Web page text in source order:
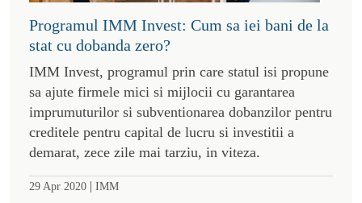
Programul IMM Invest: Cum sa iei bani de la
stat cu dobanda zero?
IMM Invest, programul prin care statul isi propune
sa ajute firmele mici si mijlocii cu garantarea
imprumuturilor si subventionarea dobanzilor pentru
creditele pentru capital de lucru si investitii a
demarat, zece zile mai tarziu, in viteza.
29 Apr 2020 | IMM